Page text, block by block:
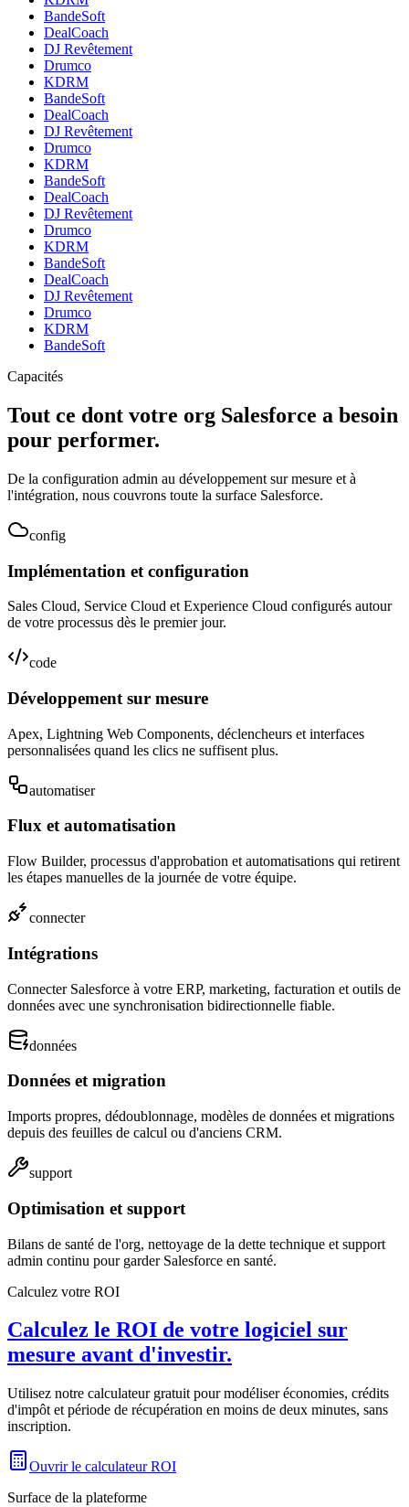
BandeSoft
DealCoach
DJ Revêtement
Drumco
KDRM
BandeSoft
DealCoach
DJ Revêtement
Drumco
KDRM
BandeSoft
DealCoach
DJ Revêtement
Drumco
KDRM
BandeSoft
DealCoach
DJ Revêtement
Drumco
KDRM
BandeSoft
Capacités
Tout ce dont votre org Salesforce a besoin
pour performer.
De la configuration admin au développement sur mesure et à
l'intégration, nous couvrons toute la surface Salesforce.
config
Implémentation et configuration
Sales Cloud, Service Cloud et Experience Cloud configurés autour
de votre processus dès le premier jour.
code
Développement sur mesure
Apex, Lightning Web Components, déclencheurs et interfaces
personnalisées quand les clics ne suffisent plus.
automatiser
Flux et automatisation
Flow Builder, processus d'approbation et automatisations qui retirent
les étapes manuelles de la journée de votre équipe.
connecter
Intégrations
Connecter Salesforce à votre ERP, marketing, facturation et outils de
données avec une synchronisation bidirectionnelle fiable.
données
Données et migration
Imports propres, dédoublonnage, modèles de données et migrations
depuis des feuilles de calcul ou d'anciens CRM.
support
Optimisation et support
Bilans de santé de l'org, nettoyage de la dette technique et support
admin continu pour garder Salesforce en santé.
Calculez votre ROI
Calculez le ROI de votre logiciel sur
mesure avant d'investir.
Utilisez notre calculateur gratuit pour modéliser économies, crédits
d'impôt et période de récupération en moins de deux minutes, sans
inscription.
Ouvrir le calculateur ROI
Surface de la plateforme